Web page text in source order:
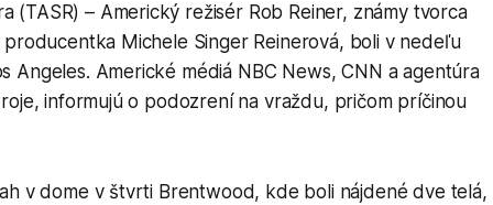
(TASR) – Americký režisér Rob Reiner, známy tvorca
Michele Singer Reinerová, boli v nedeľu
Angeles. Americké médiá NBC News, CNN a agentúra
informujú o podozrení na vraždu, pričom príčinou
v dome v štvrti Brentwood, kde boli nájdené dve telá,